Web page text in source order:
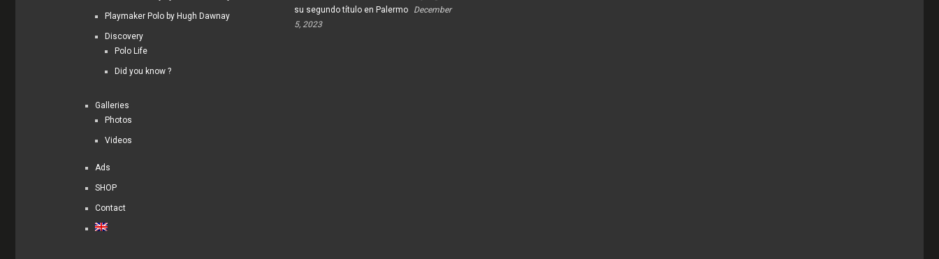
Playmaker Polo by Hugh Dawnay
Discovery
Polo Life
Did you know ?
Galleries
Photos
Videos
Ads
SHOP
Contact
su segundo título en Palermo
December
5, 2023